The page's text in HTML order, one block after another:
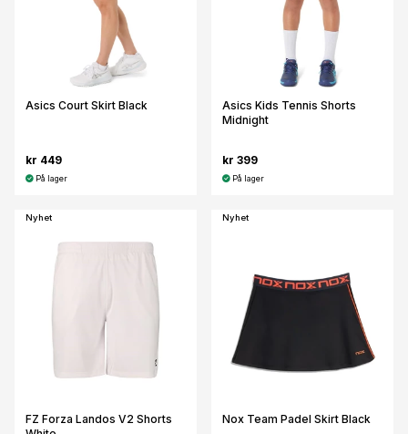
Asics Court Skirt Black
kr 449
På lager
Asics Kids Tennis Shorts
Midnight
kr 399
På lager
Nyhet
FZ Forza Landos V2 Shorts
Nyhet
Nox Team Padel Skirt Black